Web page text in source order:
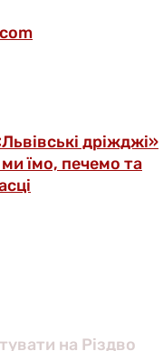
дріжджі»
їмо, печемо та
на Різдво